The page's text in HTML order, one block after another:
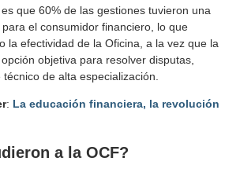
que 60% de las gestiones tuvieron una
el consumidor financiero, lo que
la efectividad de la Oficina, a la vez que la
objetiva para resolver disputas,
de alta especialización.
: La educación financiera, la revolución
a la OCF?